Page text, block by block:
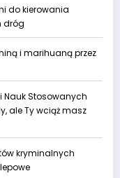
do kierowania
dróg
i marihuaną przez
Nauk Stosowanych
ale Ty wciąż masz
kryminalnych